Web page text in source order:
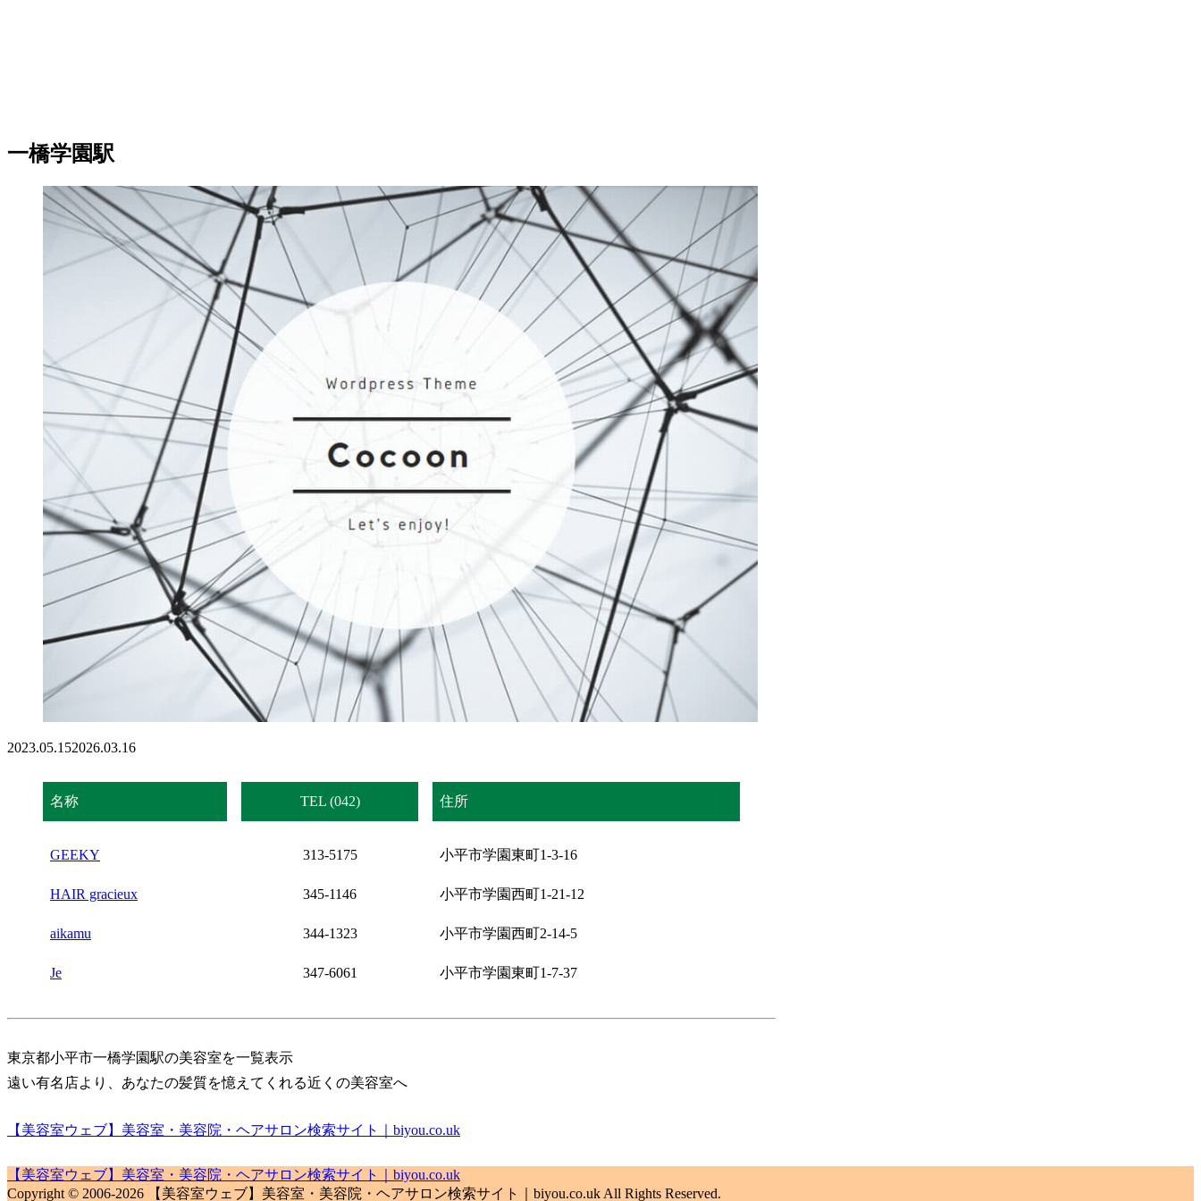
一橋学園駅
2023.05.152026.03.16
名称 TEL (042) 住所
GEEKY 313-5175 小平市学園東町1-3-16
HAIR gracieux 345-1146 小平市学園西町1-21-12
aikamu 344-1323 小平市学園西町2-14-5
Je 347-6061 小平市学園東町1-7-37
東京都小平市一橋学園駅の美容室を一覧表示
遠い有名店より、あなたの髪質を憶えてくれる近くの美容室へ
【美容室ウェブ】美容室・美容院・ヘアサロン検索サイト｜biyou.co.uk
【美容室ウェブ】美容室・美容院・ヘアサロン検索サイト｜biyou.co.uk
Copyright © 2006-2026 【美容室ウェブ】美容室・美容院・ヘアサロン検索サイト｜biyou.co.uk All Rights Reserved.